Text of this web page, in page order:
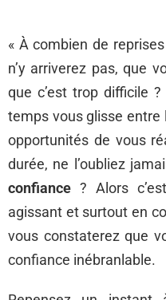
« À combien de
n’y arriverez pas, que
que c’est trop difficile
temps vous glisse
opportunités de vous
durée, ne l’oubliez
confiance ? Alors
agissant et surtout en
vous constaterez que
confiance inébranlable.